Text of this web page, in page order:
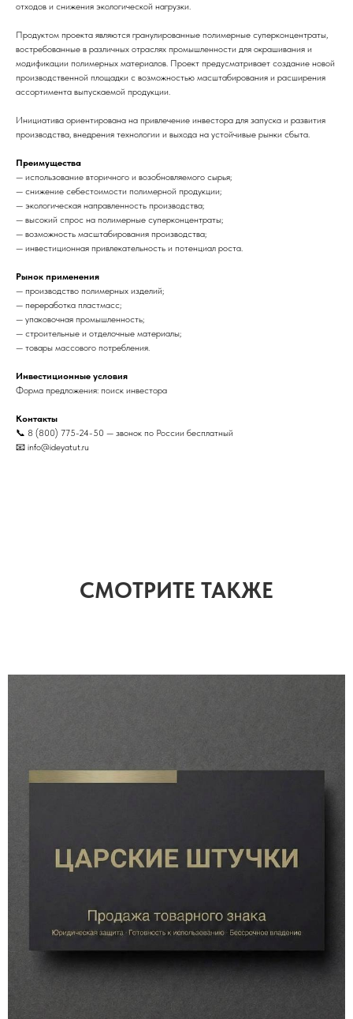
отходов и снижения экологической нагрузки.
Продуктом проекта являются гранулированные полимерные суперконцентраты,
востребованные в различных отраслях промышленности для окрашивания и
модификации полимерных материалов. Проект предусматривает создание новой
производственной площадки с возможностью масштабирования и расширения
ассортимента выпускаемой продукции.
Инициатива ориентирована на привлечение инвестора для запуска и развития
производства, внедрения технологии и выхода на устойчивые рынки сбыта.
Преимущества
— использование вторичного и возобновляемого сырья;
— снижение себестоимости полимерной продукции;
— экологическая направленность производства;
— высокий спрос на полимерные суперконцентраты;
— возможность масштабирования производства;
— инвестиционная привлекательность и потенциал роста.
Рынок применения
— производство полимерных изделий;
— переработка пластмасс;
— упаковочная промышленность;
— строительные и отделочные материалы;
— товары массового потребления.
Инвестиционные условия
Форма предложения: поиск инвестора
Контакты
📞 8 (800) 775-24-50 — звонок по России бесплатный
📧 info@ideyatut.ru
СМОТРИТЕ ТАКЖЕ